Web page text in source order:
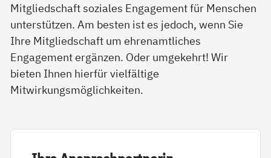
Mitgliedschaft soziales Engagement für Menschen
unterstützen. Am besten ist es jedoch, wenn Sie
Ihre Mitgliedschaft um ehrenamtliches
Engagement ergänzen. Oder umgekehrt! Wir
bieten Ihnen hierfür vielfältige
Mitwirkungsmöglichkeiten.